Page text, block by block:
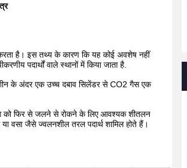
है। इस तथ्य के कारण कि यह कोई अवशेष नहीं
पदार्थों वाले स्थानों में किया जाता है.
के अंदर एक उच्च दबाव सिलेंडर से CO2 गैस एक
को फिर से जलने से रोकने के लिए आवश्यक शीतलन
वसा जैसे ज्वलनशील तरल पदार्थ शामिल होते हैं।